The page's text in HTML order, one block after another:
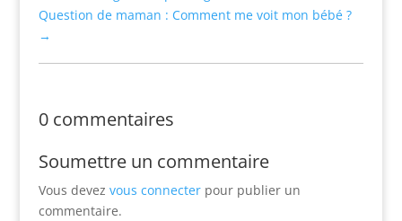
Question de maman : Comment me voit mon bébé ?
→
0 commentaires
Soumettre un commentaire
Vous devez vous connecterpour publier un
commentaire.